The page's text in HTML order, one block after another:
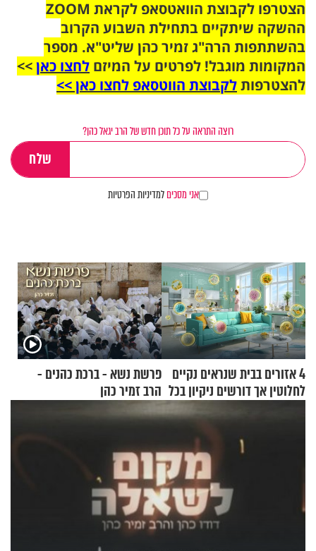
הצטרפו לקבוצת הוואטסאפ לקראת ZOOM
ההשקה שיתקיים בתחילת השבוע הקרוב
בהשתתפות הרה"ג זמיר כהן שליט"א. מספר
המקומות מוגבל! לפרטים על המיזם לחצו כאן>>
להצטרפותלקבוצת הווטסאפ לחצו כאן >>
רוצה התראה על כל תוכן חדש של הרב יגאל כהן?
אני מסכיםלמדיניות הפרטיות
4 אזורים בבית שנראים נקיים
לחלוטין אך דורשים ניקיון בכל
פרשת נשא - ברכת כהנים -
הרב זמיר כהן